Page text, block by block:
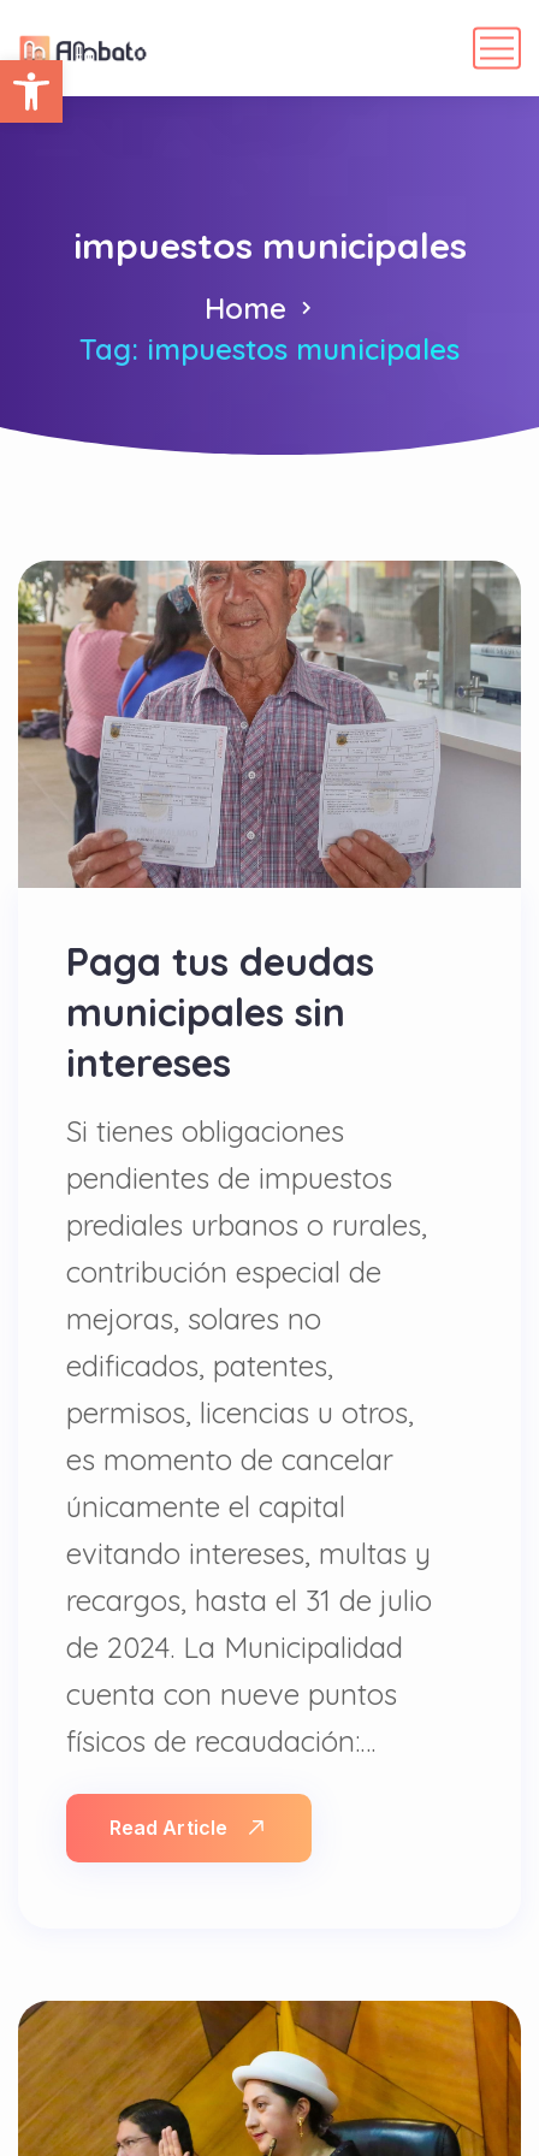
Abrir barra de herramientas
impuestos municipales
Home
Tag: impuestos municipales
Paga tus deudas
municipales sin
intereses
Si tienes obligaciones
pendientes de impuestos
prediales urbanos o rurales,
contribución especial de
mejoras, solares no
edificados, patentes,
permisos, licencias u otros,
es momento de cancelar
únicamente el capital
evitando intereses, multas y
recargos, hasta el 31 de julio
de 2024. La Municipalidad
cuenta con nueve puntos
físicos de recaudación:…
Read Article